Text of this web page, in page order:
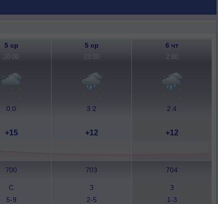
5 ср 5 ср 6 чт
20:00 23:00 2:00
0.0 3.2 2.4
+15 +12 +12
700 703 704
С
5-9
З
2-5
З
1-3